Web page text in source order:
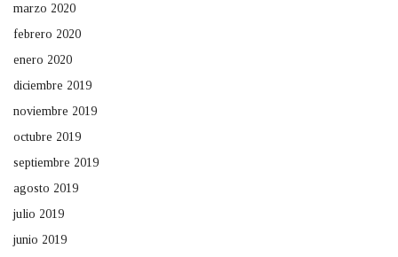
marzo 2020
febrero 2020
enero 2020
diciembre 2019
noviembre 2019
octubre 2019
septiembre 2019
agosto 2019
julio 2019
junio 2019